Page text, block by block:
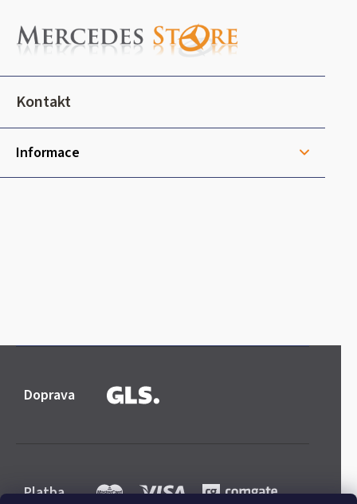
a
í
Kontakt
Informace
Doprava
Platba